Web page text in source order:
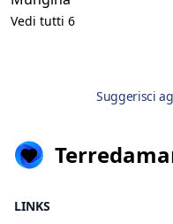
Vedi tutti 6
Suggerisci
LINKS